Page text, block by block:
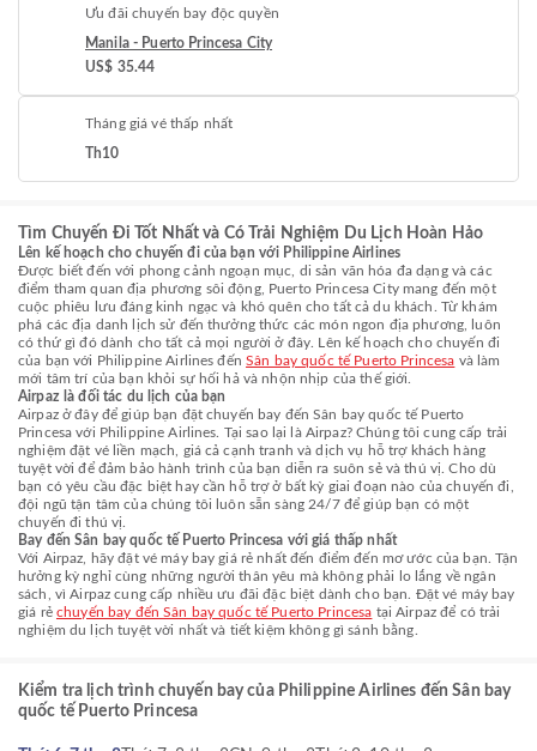
Ưu đãi chuyến bay độc quyền
Manila - Puerto Princesa City
US$ 35.44
Tháng giá vé thấp nhất
Th10
Tìm Chuyến Đi Tốt Nhất và Có Trải Nghiệm Du Lịch Hoàn Hảo
Lên kế hoạch cho chuyến đi của bạn với Philippine Airlines
Được biết đến với phong cảnh ngoạn mục, di sản văn hóa đa dạng và các
điểm tham quan địa phương sôi động, Puerto Princesa City mang đến một
cuộc phiêu lưu đáng kinh ngạc và khó quên cho tất cả du khách. Từ khám
phá các địa danh lịch sử đến thưởng thức các món ngon địa phương, luôn
có thứ gì đó dành cho tất cả mọi người ở đây. Lên kế hoạch cho chuyến đi
của bạn với Philippine Airlines đếnSân bay quốc tế Puerto Princesa và làm
mới tâm trí của bạn khỏi sự hối hả và nhộn nhịp của thế giới.
Airpaz là đối tác du lịch của bạn
Airpaz ở đây để giúp bạn đặt chuyến bay đến Sân bay quốc tế Puerto
Princesa với Philippine Airlines. Tại sao lại là Airpaz? Chúng tôi cung cấp trải
nghiệm đặt vé liền mạch, giá cả cạnh tranh và dịch vụ hỗ trợ khách hàng
tuyệt vời để đảm bảo hành trình của bạn diễn ra suôn sẻ và thú vị. Cho dù
bạn có yêu cầu đặc biệt hay cần hỗ trợ ở bất kỳ giai đoạn nào của chuyến đi,
đội ngũ tận tâm của chúng tôi luôn sẵn sàng 24/7 để giúp bạn có một
chuyến đi thú vị.
Bay đến Sân bay quốc tế Puerto Princesa với giá thấp nhất
Với Airpaz, hãy đặt vé máy bay giá rẻ nhất đến điểm đến mơ ước của bạn. Tận
hưởng kỳ nghỉ cùng những người thân yêu mà không phải lo lắng về ngân
sách, vì Airpaz cung cấp nhiều ưu đãi đặc biệt dành cho bạn. Đặt vé máy bay
giá rẻ chuyến bay đến Sân bay quốc tế Puerto Princesa tại Airpaz để có trải
nghiệm du lịch tuyệt vời nhất và tiết kiệm không gì sánh bằng.
Kiểm tra lịch trình chuyến bay của Philippine Airlines đến Sân bay
quốc tế Puerto Princesa